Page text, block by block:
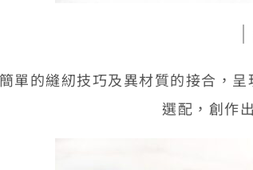
│
單的縫紉技巧及異材質的接合，
選配，創作